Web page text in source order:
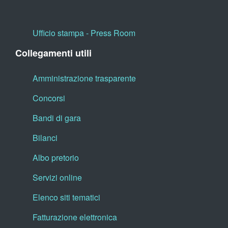
Ufficio stampa - Press Room
Collegamenti utili
Amministrazione trasparente
Concorsi
Bandi di gara
Bilanci
Albo pretorio
Servizi online
Elenco siti tematici
Fatturazione elettronica